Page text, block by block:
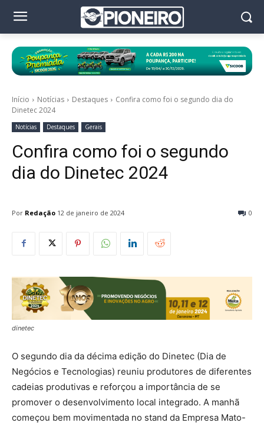
Início Notícias Destaques
Confira como foi o segundo dia do
Dinetec 2024
Notícias Destaques Gerais
Confira como foi o segundo
dia do Dinetec 2024
Por Redação 0
12 de janeiro de 2024
dinetec
O segundo dia da décima edição do Dinetec (Dia de
Negócios e Tecnologias) reuniu produtores de diferentes
cadeias produtivas e reforçou a importância de se
promover o desenvolvimento local integrado. A manhã
começou bem movimentada no stand da Empresa Mato-